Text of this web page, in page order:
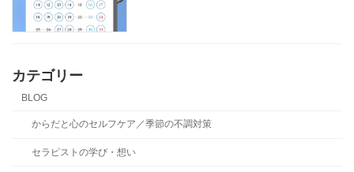
カテゴリー
BLOG
からだと心のセルフケア／季節の不調対策
セラピストの学び・想い